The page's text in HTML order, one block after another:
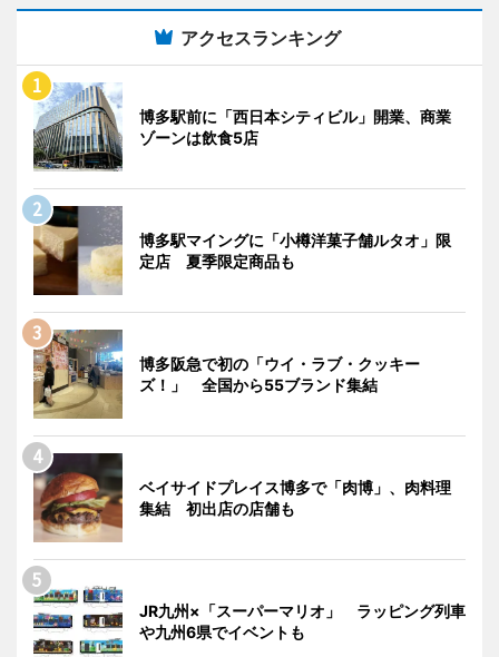
アクセスランキング
博多駅前に「西日本シティビル」開業、商業
ゾーンは飲食5店
博多駅マイングに「小樽洋菓子舗ルタオ」限
定店 夏季限定商品も
博多阪急で初の「ウイ・ラブ・クッキー
ズ！」 全国から55ブランド集結
ベイサイドプレイス博多で「肉博」、肉料理
集結 初出店の店舗も
JR九州×「スーパーマリオ」 ラッピング列車
や九州6県でイベントも